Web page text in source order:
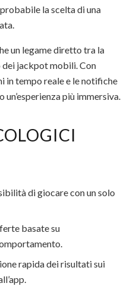
la scelta di una
un legame diretto tra la
dei jackpot mobili. Con
in tempo reale e le notifiche
più immersiva.
di giocare con un solo
basate su
rapida dei risultati sui